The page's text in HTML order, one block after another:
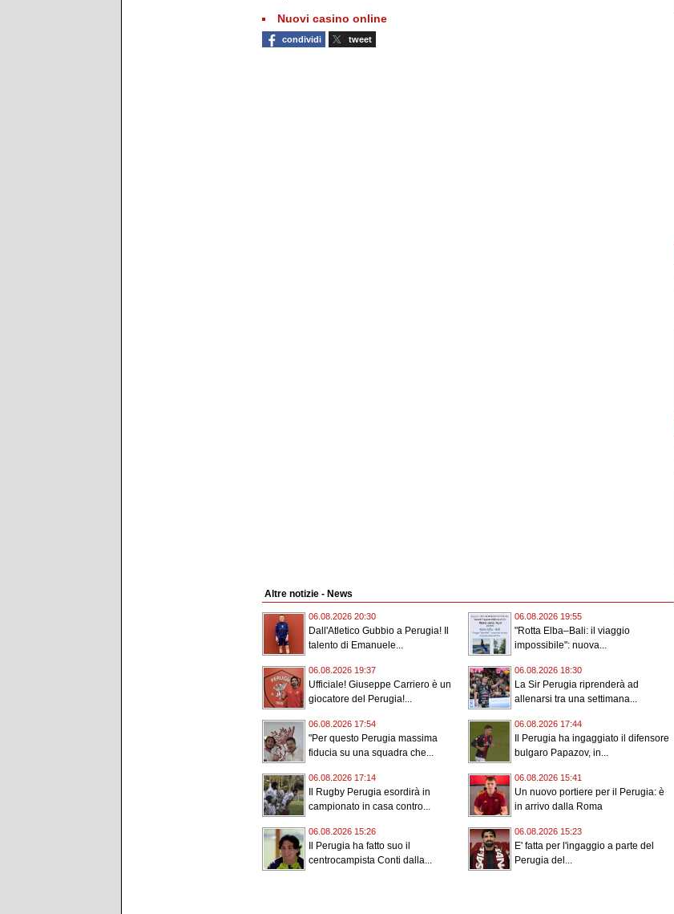
Nuovi casino online
condividi tweet
Altre notizie - News
06.08.2026 20:30
Dall'Atletico Gubbio a Perugia! Il
talento di Emanuele...
06.08.2026 19:55
"Rotta Elba–Bali: il viaggio
impossibile": nuova...
06.08.2026 19:37
Ufficiale! Giuseppe Carriero è un
giocatore del Perugia!...
06.08.2026 18:30
La Sir Perugia riprenderà ad
allenarsi tra una settimana...
06.08.2026 17:54
"Per questo Perugia massima
fiducia su una squadra che...
06.08.2026 17:44
Il Perugia ha ingaggiato il difensore
bulgaro Papazov, in...
06.08.2026 17:14
Il Rugby Perugia esordirà in
campionato in casa contro...
06.08.2026 15:41
Un nuovo portiere per il Perugia: è
in arrivo dalla Roma
06.08.2026 15:26
Il Perugia ha fatto suo il
centrocampista Conti dalla...
06.08.2026 15:23
E' fatta per l'ingaggio a parte del
Perugia del...